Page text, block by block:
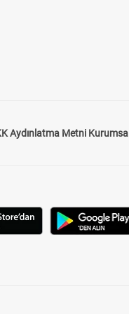
Aydınlatma Metni Kurumsal